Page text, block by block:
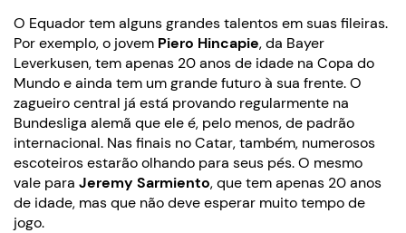
O Equador tem alguns grandes talentos em suas fileiras.
Por exemplo, o jovem Piero Hincapie, da Bayer
Leverkusen, tem apenas 20 anos de idade na Copa do
Mundo e ainda tem um grande futuro à sua frente. O
zagueiro central já está provando regularmente na
Bundesliga alemã que ele é, pelo menos, de padrão
internacional. Nas finais no Catar, também, numerosos
escoteiros estarão olhando para seus pés. O mesmo
vale para Jeremy Sarmiento, que tem apenas 20 anos
de idade, mas que não deve esperar muito tempo de
jogo.